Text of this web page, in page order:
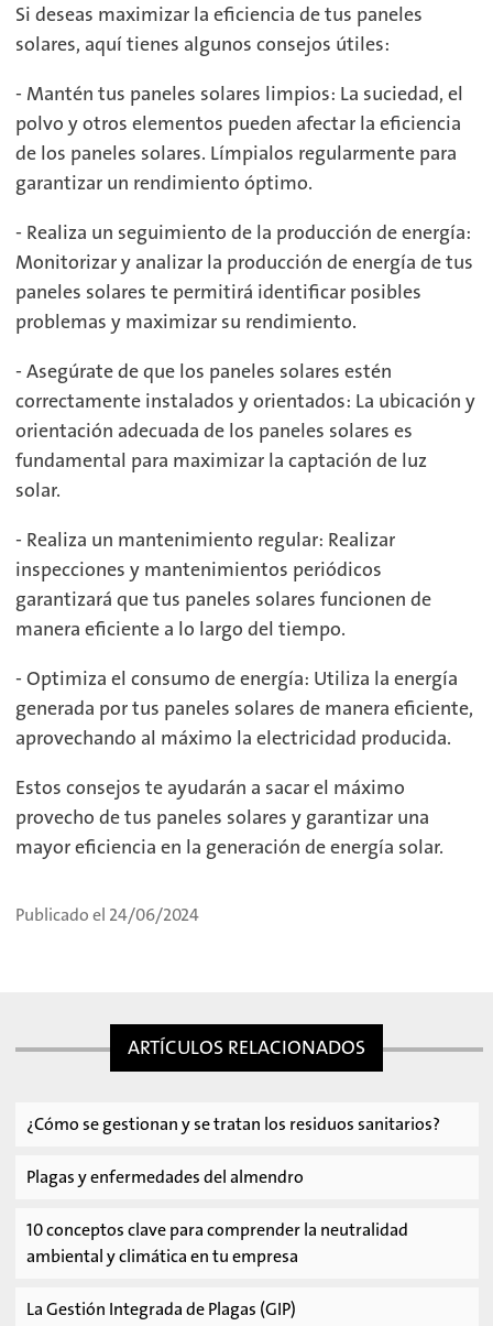
Si deseas maximizar la eficiencia de tus paneles
solares, aquí tienes algunos consejos útiles:
- Mantén tus paneles solares limpios: La suciedad, el
polvo y otros elementos pueden afectar la eficiencia
de los paneles solares. Límpialos regularmente para
garantizar un rendimiento óptimo.
- Realiza un seguimiento de la producción de energía:
Monitorizar y analizar la producción de energía de tus
paneles solares te permitirá identificar posibles
problemas y maximizar su rendimiento.
- Asegúrate de que los paneles solares estén
correctamente instalados y orientados: La ubicación y
orientación adecuada de los paneles solares es
fundamental para maximizar la captación de luz
solar.
- Realiza un mantenimiento regular: Realizar
inspecciones y mantenimientos periódicos
garantizará que tus paneles solares funcionen de
manera eficiente a lo largo del tiempo.
- Optimiza el consumo de energía: Utiliza la energía
generada por tus paneles solares de manera eficiente,
aprovechando al máximo la electricidad producida.
Estos consejos te ayudarán a sacar el máximo
provecho de tus paneles solares y garantizar una
mayor eficiencia en la generación de energía solar.
Publicado el 24/06/2024
ARTÍCULOS RELACIONADOS
¿Cómo se gestionan y se tratan los residuos sanitarios?
Plagas y enfermedades del almendro
10 conceptos clave para comprender la neutralidad
ambiental y climática en tu empresa
La Gestión Integrada de Plagas (GIP)